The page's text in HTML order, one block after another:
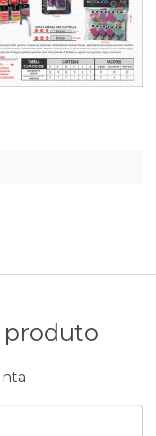
produto